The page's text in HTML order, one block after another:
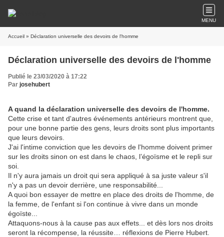
MENU
Accueil » Déclaration universelle des devoirs de l'homme
Déclaration universelle des devoirs de l'homme
Publié le 23/03/2020 à 17:22
Par josehubert
A quand la déclaration universelle des devoirs de l'homme.
Cette crise et tant d'autres événements antérieurs montrent que,
pour une bonne partie des gens, leurs droits sont plus importants
que leurs devoirs.
J'ai l'intime conviction que les devoirs de l'homme doivent primer
sur les droits sinon on est dans le chaos, l’égoïsme et le repli sur
soi.
Il n'y aura jamais un droit qui sera appliqué à sa juste valeur s'il
n'y a pas un devoir derrière, une responsabilité...
A quoi bon essayer de mettre en place des droits de l'homme, de
la femme, de l'enfant si l'on continue à vivre dans un monde
égoïste...
Attaquons-nous à la cause pas aux effets... et dès lors nos droits
seront la récompense, la réussite… réflexions de Pierre Hubert.